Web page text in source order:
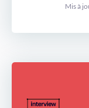
Mis à